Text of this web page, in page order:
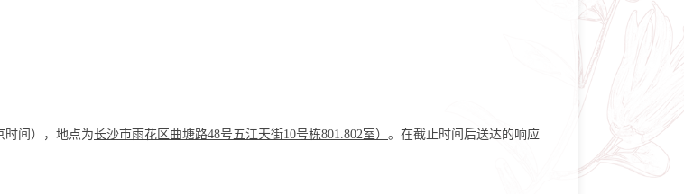
时间），地点为长沙市雨花区曲塘路48号五江天街10号栋801.802室） 。在截止时间后送达的响应